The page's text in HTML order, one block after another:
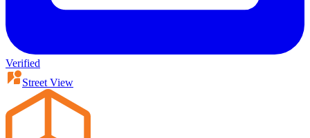
Verified
Street View